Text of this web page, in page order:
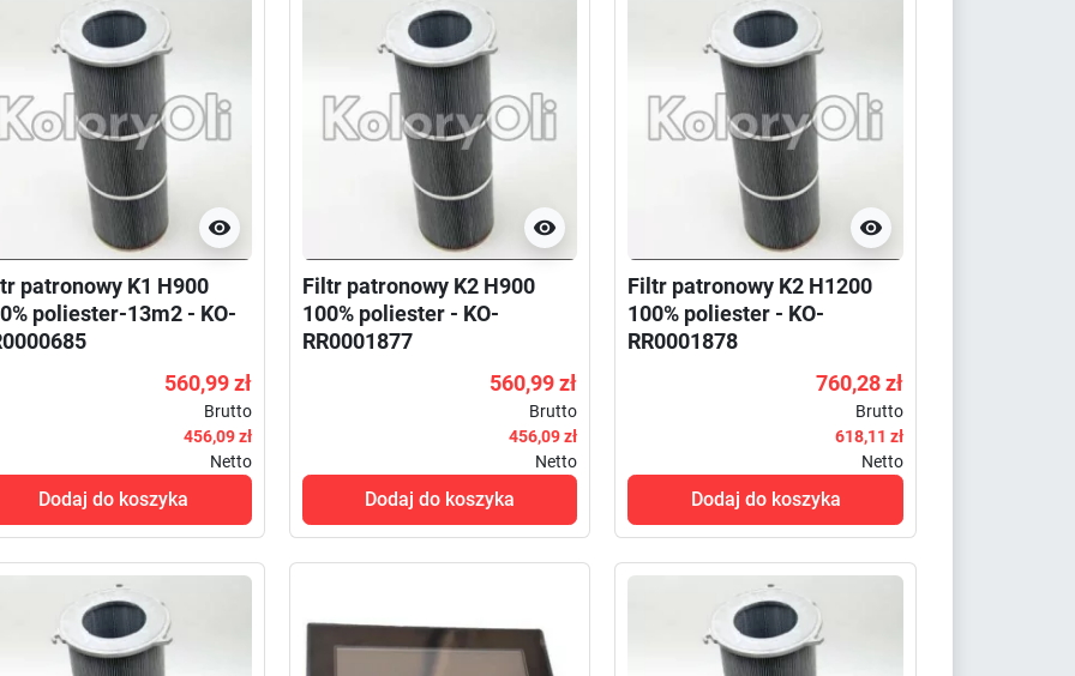

patronowy K1 H900
poliester-13m2 - KO-
560,99 zł
Brutto
456,09 zł
Netto
Dodaj do koszyka

Filtr patronowy K2 H900
100% poliester - KO-
RR0001877
560,99 zł
Brutto
456,09 zł
Netto
Dodaj do koszyka

Filtr patronowy K2 H1200
100% poliester - KO-
RR0001878
760,28 zł
Brutto
618,11 zł
Netto
Dodaj do koszyka